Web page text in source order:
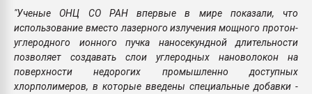
"Ученые ОНЦ СО РАН впервые в мире показали, что
использование вместо лазерного излучения мощного протон-
углеродного ионного пучка наносекундной длительности
позволяет создавать слои углеродных нановолокон на
поверхности недорогих промышленно доступных
хлорполимеров, в которые введены специальные добавки -